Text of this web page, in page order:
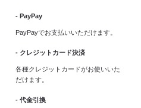
- PayPay
PayPayでお支払いいただけます。
- クレジットカード決済
各種クレジットカードがお使いいた
だけます。
- 代金引換